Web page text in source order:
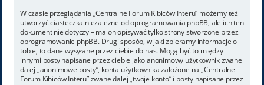
W czasie przeglądania „Centralne Forum Kibiców Interu” możemy też
utworzyć ciasteczka niezależne od oprogramowania phpBB, ale ich ten
dokument nie dotyczy – ma on opisywać tylko strony stworzone przez
oprogramowanie phpBB. Drugi sposób, w jaki zbieramy informacje o
tobie, to dane wysyłane przez ciebie do nas. Mogą być to między
innymi posty napisane przez ciebie jako anonimowy użytkownik zwane
dalej „anonimowe posty”, konta użytkownika założone na „Centralne
Forum Kibiców Interu” zwane dalej „twoje konto” i posty napisane przez